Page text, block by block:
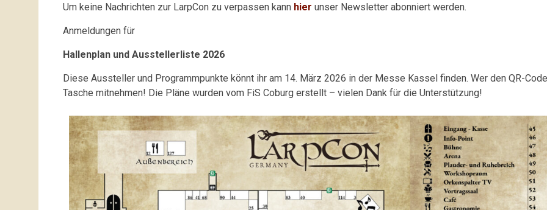
Um keine Nachrichten zur LarpCon zu verpassen kann hier unser Newsletter abonniert werden.
Anmeldungen für
Hallenplan und Ausstellerliste 2026
Diese Aussteller und Programmpunkte könnt ihr am 14. März 2026 in der Messe Kassel finden. Wer den QR-
Tasche mitnehmen! Die Pläne wurden vom FiS Coburg erstellt – vielen Dank für die Unterstützung!